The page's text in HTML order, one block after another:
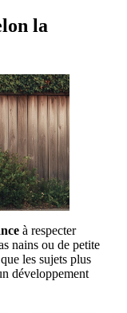
la
à respecter
nains ou de petite
les sujets plus
développement